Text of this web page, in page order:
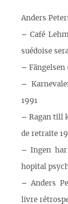
Anders
– Café
suédoise
– Fängelsen
–
1991
– Ragan till
de retraite
– Ingen
hopital
– Anders
livre